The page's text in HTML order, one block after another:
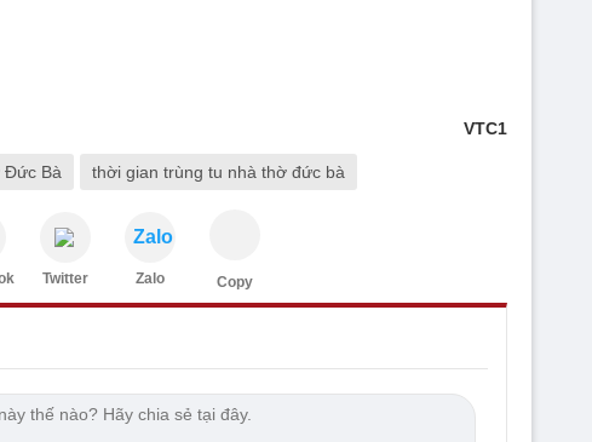
VTC1
Đức Bà thời gian trùng tu nhà thờ đức bà
Twitter
Zalo
Zalo Copy